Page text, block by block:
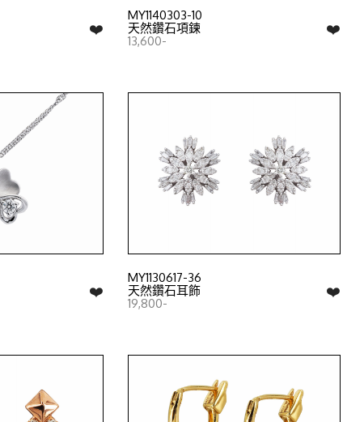
❤️
MY1140303-10
❤️
天然鑽石項鍊
13,600-
❤️
MY1130617-36
❤️
天然鑽石耳飾
19,800-